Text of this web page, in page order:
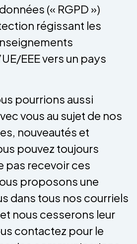
(« RGPD »)
régissant les
EEE vers un pays
pourrions aussi
vous au sujet de nos
nouveautés et
pouvez toujours
pas recevoir ces
proposons une
dans tous nos courriels
nous cesserons leur
contactez pour le